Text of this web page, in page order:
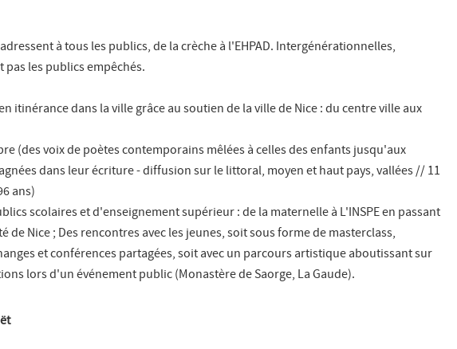
à tous les publics, de la crèche à l'EHPAD. Intergénérationnelles,
les publics empêchés.
itinérance dans la ville grâce au soutien de la ville de Nice : du centre ville aux
(des voix de poètes contemporains mêlées à celles des enfants jusqu'aux
dans leur écriture - diffusion sur le littoral, moyen et haut pays, vallées // 11
ans)
scolaires et d'enseignement supérieur : de la maternelle à L'INSPE en passant
de Nice ; Des rencontres avec les jeunes, soit sous forme de masterclass,
et conférences partagées, soit avec un parcours artistique aboutissant sur
lors d'un événement public (Monastère de Saorge, La Gaude).